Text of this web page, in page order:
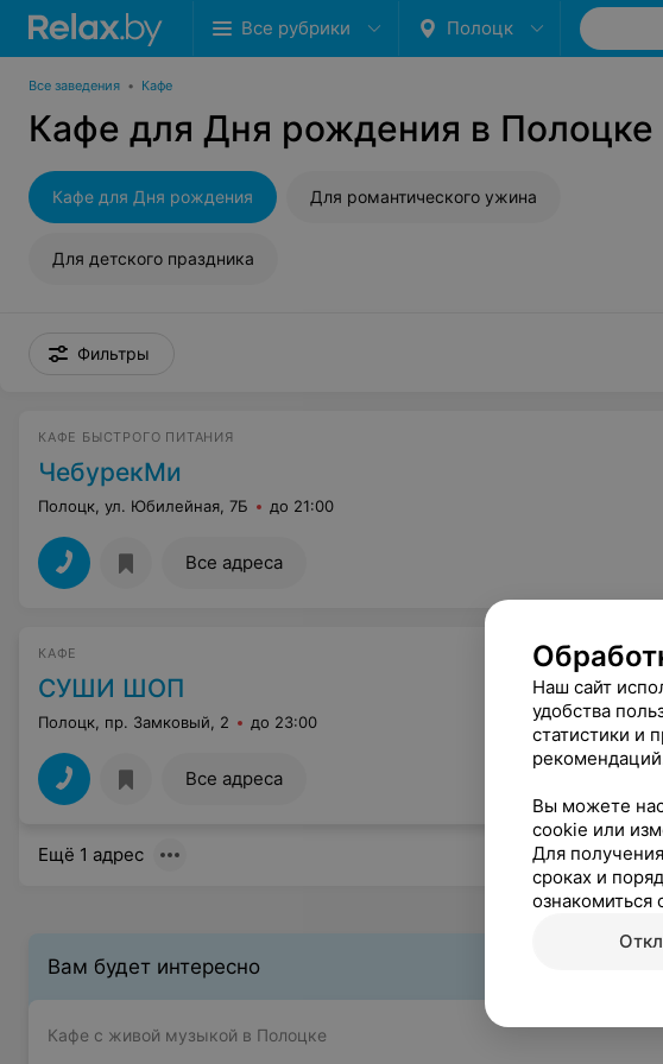
Все рубрики Полоцк
Все заведения • Кафе
Кафе для Дня рождения в Полоцке
Кафе для Дня рождения Для романтического ужина
Для детского праздника
Фильтры
КАФЕ БЫСТРОГО ПИТАНИЯ
ЧебурекМи
Полоцк, ул. Юбилейная, 7Б до 21:00
Все адреса
КАФЕ
СУШИ ШОП
Полоцк, пр. Замковый, 2 до 23:00
Все адреса
Ещё 1 адрес
Вам будет интересно
Кафе с живой музыкой в Полоцке
Наш сайт
удобства
статистики и
Вы можете
cookie или
Для
сроках и
ознакомиться